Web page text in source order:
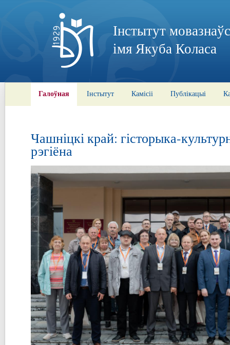
Інстытут
імя Якуба Коласа
Галоўная Інстытут Камісіі Публікацыі
Чашніцкі край: гісторыка-
рэгіёна